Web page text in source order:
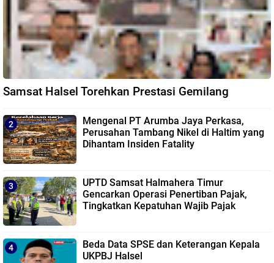
Samsat Halsel Torehkan Prestasi Gemilang
Mengenal PT Arumba Jaya Perkasa,
Perusahan Tambang Nikel di Haltim yang
Dihantam Insiden Fatality
UPTD Samsat Halmahera Timur
Gencarkan Operasi Penertiban Pajak,
Tingkatkan Kepatuhan Wajib Pajak
Beda Data SPSE dan Keterangan Kepala
UKPBJ Halsel